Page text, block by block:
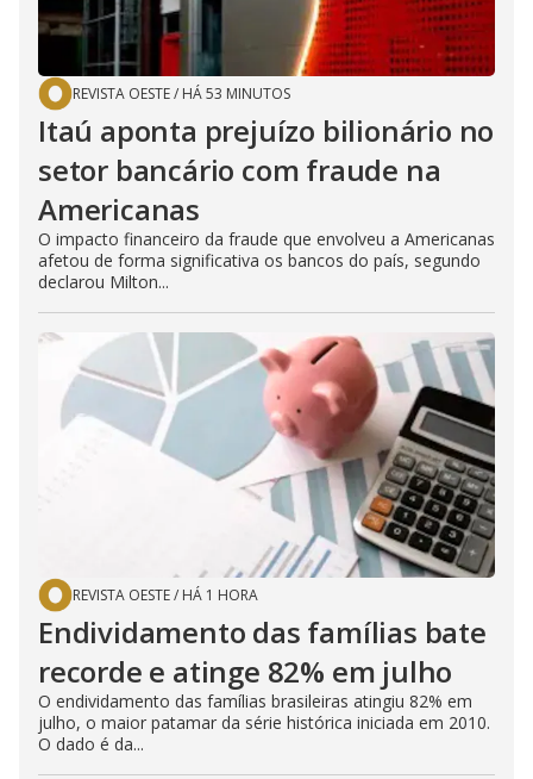
REVISTA OESTE/ HÁ 53 MINUTOS
Itaú aponta prejuízo bilionário no
setor bancário com fraude na
Americanas
O impacto financeiro da fraude que envolveu a Americanas
afetou de forma significativa os bancos do país, segundo
declarou Milton...
REVISTA OESTE/ HÁ 1 HORA
Endividamento das famílias bate
recorde e atinge 82% em julho
O endividamento das famílias brasileiras atingiu 82% em
julho, o maior patamar da série histórica iniciada em 2010.
O dado é da...